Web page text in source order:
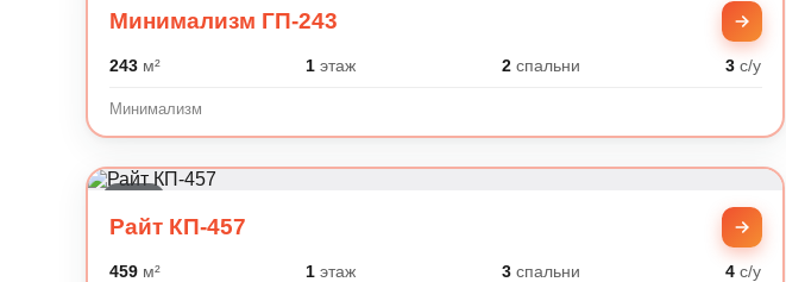
Минимализм ГП-243
243м² 1 этаж 2спальни 3 с/у
Минимализм
Райт КП-457
459м² 1 этаж 3спальни 4 с/у